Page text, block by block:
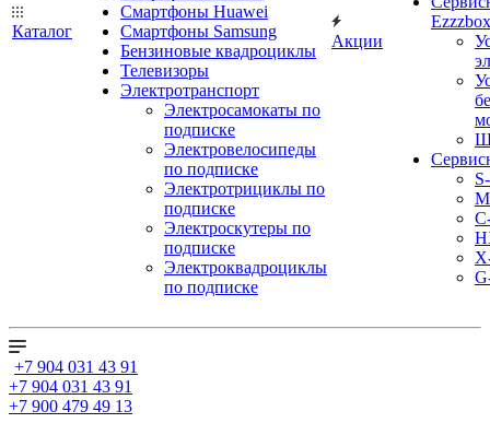
Каталог
Смартфоны Huawei
Смартфоны Samsung
Бензиновые квадроциклы
Телевизоры
Электротранспорт
Электросамокаты по
подписке
Электровелосипеды
по подписке
Электротрициклы по
подписке
Электроскутеры по
подписке
Электроквадроциклы
по подписке
Акции
Ezzzbox
+7 904 031 43 91
+7 904 031 43 91
+7 900 479 49 13